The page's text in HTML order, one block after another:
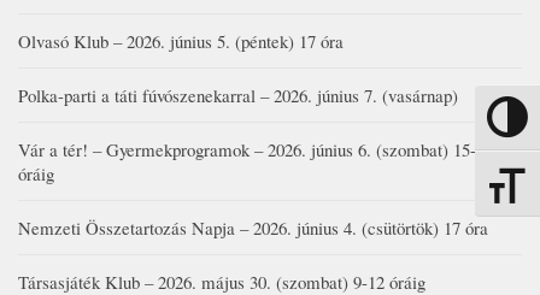
Nagy
Olvasó Klub – 2026. június 5. (péntek) 17 óra
Polka-parti a táti fúvószenekarral – 2026. június 7. (vasárnap)
Vár a tér! – Gyermekprogramok – 2026. június 6. (szombat) 15-19
óráig
Nemzeti Összetartozás Napja – 2026. június 4. (csütörtök) 17 óra
Társasjáték Klub – 2026. május 30. (szombat) 9-12 óráig